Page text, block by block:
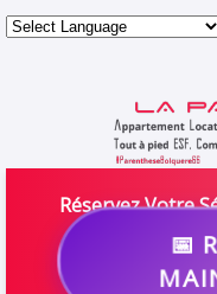
Réservez Votre
📅